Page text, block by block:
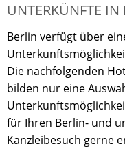
UNTERKÜNFTE IN
Berlin verfügt über
Die nachfolgenden
bilden nur eine
für Ihren Berlin- und
Kanzleibesuch gerne